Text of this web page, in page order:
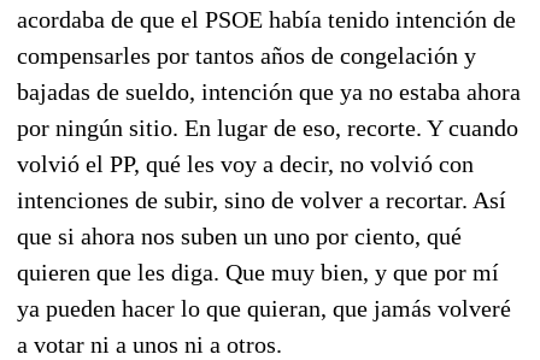
acordaba de que el PSOE había tenido intención de
compensarles por tantos años de congelación y
bajadas de sueldo, intención que ya no estaba ahora
por ningún sitio. En lugar de eso, recorte. Y cuando
volvió el PP, qué les voy a decir, no volvió con
intenciones de subir, sino de volver a recortar. Así
que si ahora nos suben un uno por ciento, qué
quieren que les diga. Que muy bien, y que por mí
ya pueden hacer lo que quieran, que jamás volveré
a votar ni a unos ni a otros.